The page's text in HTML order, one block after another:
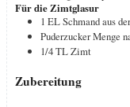
Für die Zimtglasur
1 ELSchmand aus
PuderzuckerMenge
1/4TLZimt
Zubereitung